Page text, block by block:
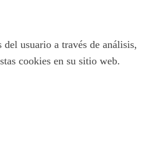
usuario a través de análisis,
cookies en su sitio web.